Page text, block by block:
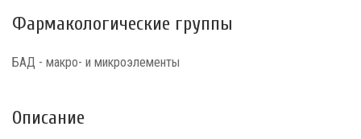
Фармакологические группы
БАД - макро- и микроэлементы
Описание